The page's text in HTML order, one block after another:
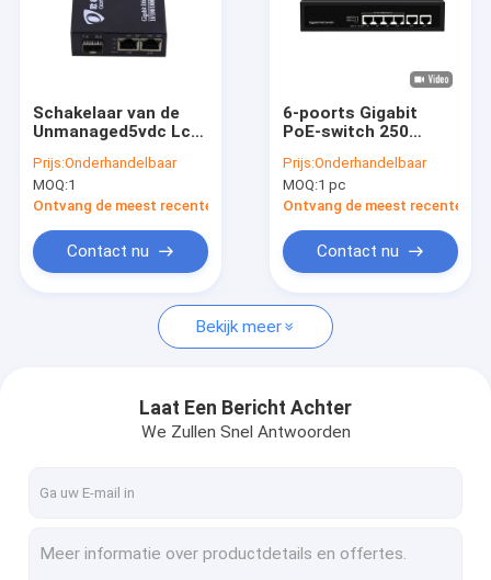
Schakelaar van de
Unmanaged5vdc Lc
Havenrj45 Schakelaar
met POE
Prijs:Onderhandelbaar
MOQ:1
Ontvang de meest recente Prijs
Contact nu
6-poorts Gigabit
PoE-switch 250
VLAN 60W
vermogensbudget
220V ingang
Prijs:Onderhandelbaar
MOQ:1 pc
Ontvang de meest recente
Contact nu
Bekijk meer
Laat Een Bericht Achter
We Zullen Snel Antwoorden